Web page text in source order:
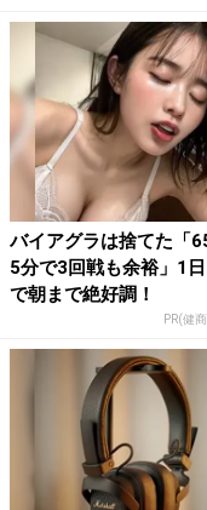
バイアグラは捨てた「
5分で3回戦も余裕」1
で朝まで絶好調！
PR(健